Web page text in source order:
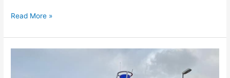
Read More »